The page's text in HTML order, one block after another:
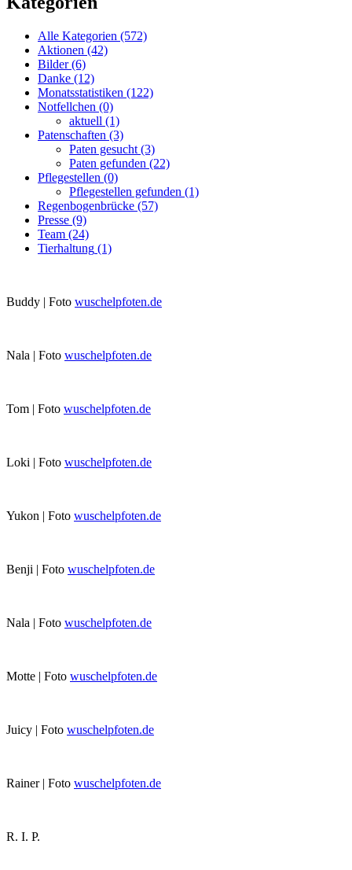
Alle Kategorien (572)
Aktionen (42)
Bilder (6)
Danke (12)
Monatsstatistiken (122)
Notfellchen (0)
aktuell (1)
Patenschaften (3)
Paten gesucht (3)
Paten gefunden (22)
Pflegestellen (0)
Pflegestellen gefunden (1)
Regenbogenbrücke (57)
Presse (9)
Team (24)
Tierhaltung (1)
Buddy | Foto wuschelpfoten.de
Nala | Foto wuschelpfoten.de
Tom | Foto wuschelpfoten.de
Loki | Foto wuschelpfoten.de
Yukon | Foto wuschelpfoten.de
Benji | Foto wuschelpfoten.de
Nala | Foto wuschelpfoten.de
Motte | Foto wuschelpfoten.de
Juicy | Foto wuschelpfoten.de
Rainer | Foto wuschelpfoten.de
R. I. P.